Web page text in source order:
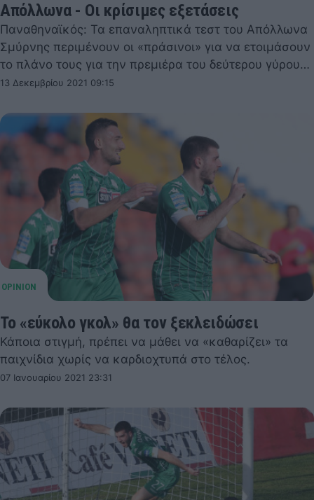
Απόλλωνα - Οι κρίσιμες εξετάσεις
Παναθηναϊκός: Τα επαναληπτικά τεστ του Απόλλωνα
Σμύρνης περιμένουν οι «πράσινοι» για να ετοιμάσουν
το πλάνο τους για την πρεμιέρα του δεύτερου γύρου…
13 Δεκεμβρίου 2021 09:15
Το «εύκολο γκολ» θα τον ξεκλειδώσει
Κάποια στιγμή, πρέπει να μάθει να «καθαρίζει» τα
παιχνίδια χωρίς να καρδιοχτυπά στο τέλος.
07 Ιανουαρίου 2021 23:31